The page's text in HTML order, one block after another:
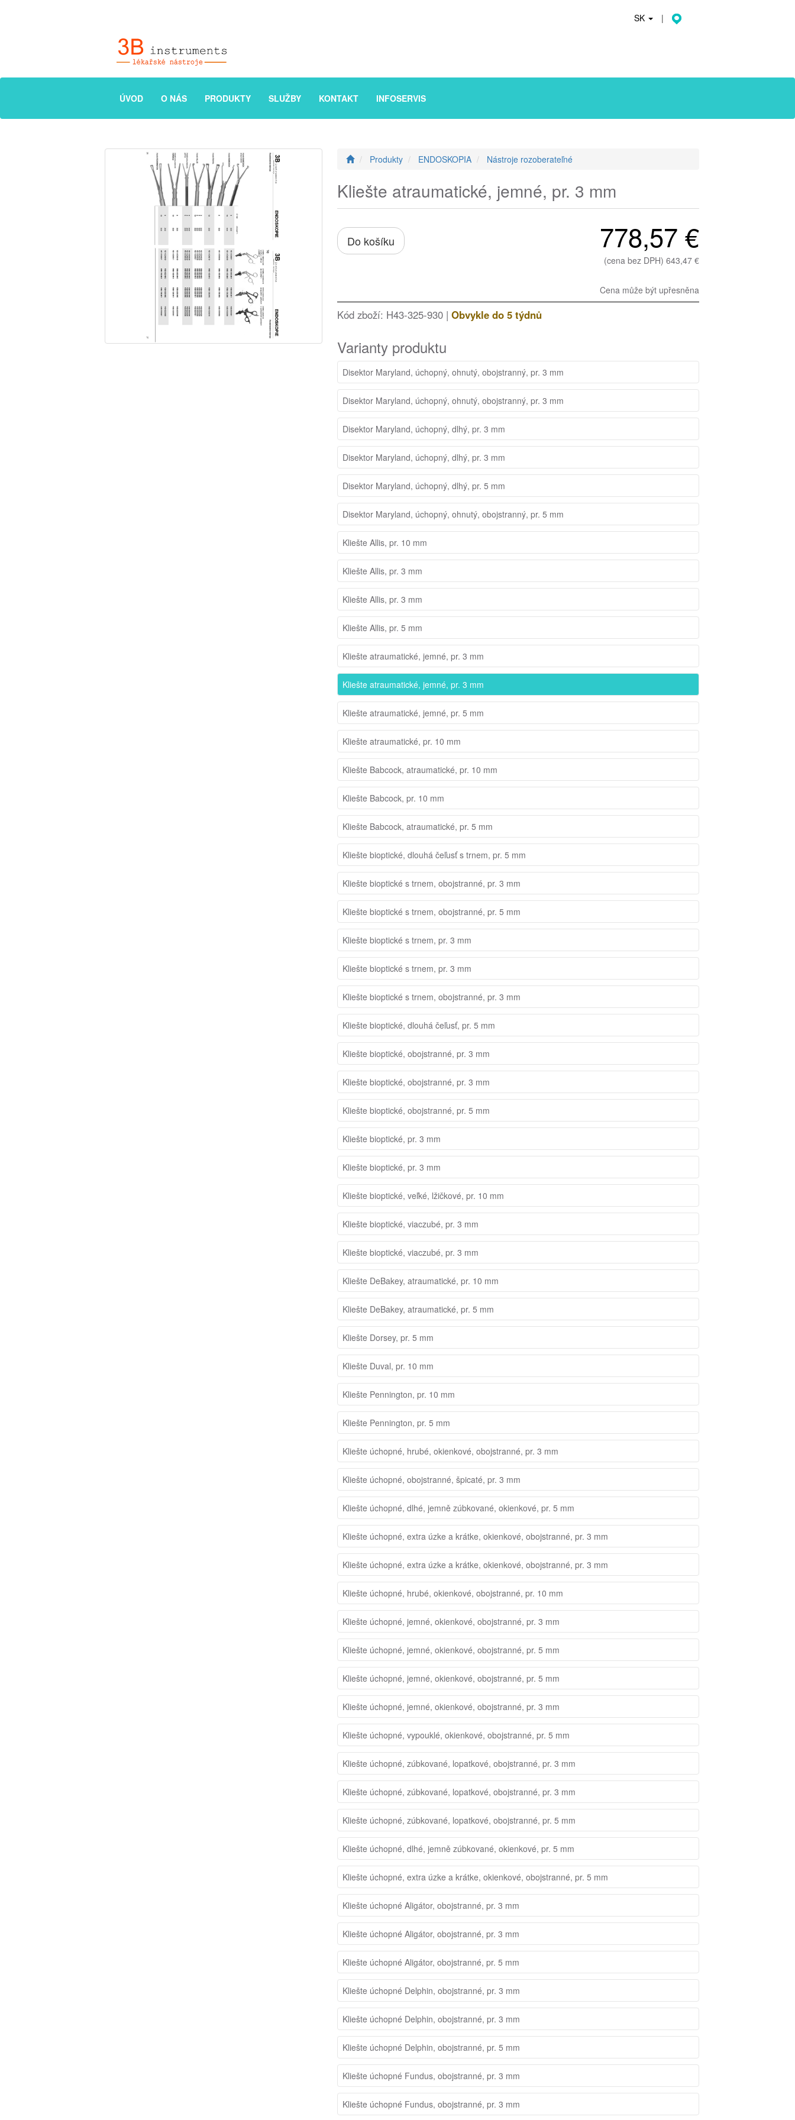
SK |
ÚVOD O NÁS PRODUKTY SLUŽBY KONTAKT INFOSERVIS
Produkty ENDOSKOPIA Nástroje rozoberateľné
Kliešte atraumatické, jemné, pr. 3 mm
Do košíku 778,57 €
(cena bez DPH) 643,47 €
Cena může být upřesněna
Kód zboží: H43-325-930 | Obvykle do 5 týdnů
Varianty produktu
Disektor Maryland, úchopný, ohnutý, obojstranný, pr. 3 mm
Disektor Maryland, úchopný, ohnutý, obojstranný, pr. 3 mm
Disektor Maryland, úchopný, dlhý, pr. 3 mm
Disektor Maryland, úchopný, dlhý, pr. 3 mm
Disektor Maryland, úchopný, dlhý, pr. 5 mm
Disektor Maryland, úchopný, ohnutý, obojstranný, pr. 5 mm
Kliešte Allis, pr. 10 mm
Kliešte Allis, pr. 3 mm
Kliešte Allis, pr. 3 mm
Kliešte Allis, pr. 5 mm
Kliešte atraumatické, jemné, pr. 3 mm
Kliešte atraumatické, jemné, pr. 3 mm
Kliešte atraumatické, jemné, pr. 5 mm
Kliešte atraumatické, pr. 10 mm
Kliešte Babcock, atraumatické, pr. 10 mm
Kliešte Babcock, pr. 10 mm
Kliešte Babcock, atraumatické, pr. 5 mm
Kliešte bioptické, dlouhá čeľusť s trnem, pr. 5 mm
Kliešte bioptické s trnem, obojstranné, pr. 3 mm
Kliešte bioptické s trnem, obojstranné, pr. 5 mm
Kliešte bioptické s trnem, pr. 3 mm
Kliešte bioptické s trnem, pr. 3 mm
Kliešte bioptické s trnem, obojstranné, pr. 3 mm
Kliešte bioptické, dlouhá čeľusť, pr. 5 mm
Kliešte bioptické, obojstranné, pr. 3 mm
Kliešte bioptické, obojstranné, pr. 3 mm
Kliešte bioptické, obojstranné, pr. 5 mm
Kliešte bioptické, pr. 3 mm
Kliešte bioptické, pr. 3 mm
Kliešte bioptické, veľké, lžičkové, pr. 10 mm
Kliešte bioptické, viaczubé, pr. 3 mm
Kliešte bioptické, viaczubé, pr. 3 mm
Kliešte DeBakey, atraumatické, pr. 10 mm
Kliešte DeBakey, atraumatické, pr. 5 mm
Kliešte Dorsey, pr. 5 mm
Kliešte Duval, pr. 10 mm
Kliešte Pennington, pr. 10 mm
Kliešte Pennington, pr. 5 mm
Kliešte úchopné, hrubé, okienkové, obojstranné, pr. 3 mm
Kliešte úchopné, obojstranné, špicaté, pr. 3 mm
Kliešte úchopné, dlhé, jemně zúbkované, okienkové, pr. 5 mm
Kliešte úchopné, extra úzke a krátke, okienkové, obojstranné, pr. 3 mm
Kliešte úchopné, extra úzke a krátke, okienkové, obojstranné, pr. 3 mm
Kliešte úchopné, hrubé, okienkové, obojstranné, pr. 10 mm
Kliešte úchopné, jemné, okienkové, obojstranné, pr. 3 mm
Kliešte úchopné, jemné, okienkové, obojstranné, pr. 5 mm
Kliešte úchopné, jemné, okienkové, obojstranné, pr. 5 mm
Kliešte úchopné, jemné, okienkové, obojstranné, pr. 3 mm
Kliešte úchopné, vypouklé, okienkové, obojstranné, pr. 5 mm
Kliešte úchopné, zúbkované, lopatkové, obojstranné, pr. 3 mm
Kliešte úchopné, zúbkované, lopatkové, obojstranné, pr. 3 mm
Kliešte úchopné, zúbkované, lopatkové, obojstranné, pr. 5 mm
Kliešte úchopné, dlhé, jemně zúbkované, okienkové, pr. 5 mm
Kliešte úchopné, extra úzke a krátke, okienkové, obojstranné, pr. 5 mm
Kliešte úchopné Aligátor, obojstranné, pr. 3 mm
Kliešte úchopné Aligátor, obojstranné, pr. 3 mm
Kliešte úchopné Aligátor, obojstranné, pr. 5 mm
Kliešte úchopné Delphin, obojstranné, pr. 3 mm
Kliešte úchopné Delphin, obojstranné, pr. 3 mm
Kliešte úchopné Delphin, obojstranné, pr. 5 mm
Kliešte úchopné Fundus, obojstranné, pr. 3 mm
Kliešte úchopné Fundus, obojstranné, pr. 3 mm